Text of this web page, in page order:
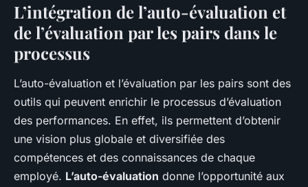
L’intégration de l’auto-évaluation et
de l’évaluation par les pairs dans le
processus
L’auto-évaluation et l’évaluation par les pairs sont des
outils qui peuvent enrichir le processus d’évaluation
des performances. En effet, ils permettent d’obtenir
une vision plus globale et diversifiée des
compétences et des connaissances de chaque
employé. L’auto-évaluation donne l’opportunité aux